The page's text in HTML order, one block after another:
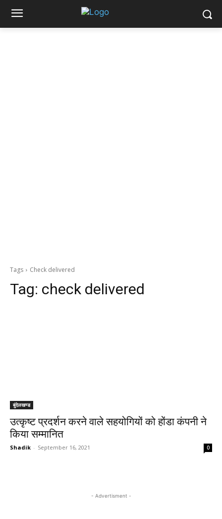
Tags Check delivered
Tag: check delivered
बुंदेलखण्ड
उत्कृष्ट प्रदर्शन करने वाले सहयोगियों को होंडा कंपनी ने
किया सम्मानित
Shadik - September 16, 2021 0
- Advertisment -